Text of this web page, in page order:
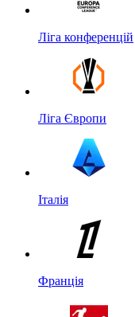
Ліга конференцій
Ліга Європи
Італія
Франція